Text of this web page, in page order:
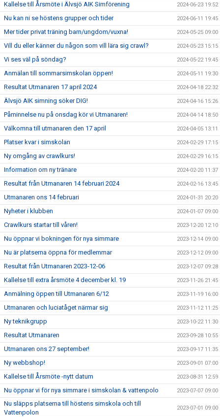
Kallelse till Årsmöte i Älvsjö AIK Simförening 2024-06-23 19:52
Nu kan ni se höstens grupper och tider 2024-06-11 19:45
Mer tider privat träning barn/ungdom/vuxna! 2024-05-25 09:00
Vill du eller känner du någon som vill lära sig crawl? 2024-05-23 15:15
Vi ses väl på söndag? 2024-05-22 19:45
Anmälan till sommarsimskolan öppen! 2024-05-11 19:30
Resultat Utmanaren 17 april 2024 2024-04-18 22:32
Älvsjö AIK simning söker DIG! 2024-04-16 15:26
Påminnelse nu på onsdag kör vi Utmanaren! 2024-04-14 18:50
Välkomna till utmanaren den 17 april 2024-04-05 13:11
Platser kvar i simskolan 2024-02-29 17:15
Ny omgång av crawlkurs! 2024-02-29 16:15
Information om ny tränare 2024-02-20 11:37
Resultat från Utmanaren 14 februari 2024 2024-02-16 13:45
Utmanaren ons 14 februari 2024-01-31 20:20
Nyheter i klubben 2024-01-07 09:00
Crawlkurs startar till våren! 2023-12-20 12:10
Nu öppnar vi bokningen för nya simmare 2023-12-14 09:00
Nu är platserna öppna för medlemmar 2023-12-12 09:00
Resultat från Utmanaren 2023-12-06 2023-12-07 09:28
Kallelse till extra årsmöte 4 december kl. 19 2023-11-26 21:45
Anmälning öppen till Utmanaren 6/12 2023-11-19 16:00
Utmanaren och luciatåget närmar sig 2023-11-12 11:25
Ny teknikgrupp 2023-10-22 11:30
Resultat Utmanaren 2023-09-28 10:55
Utmanaren ons 27 september! 2023-09-17 11:35
Ny webbshop! 2023-09-01 07:00
Kallelse till Årsmöte -nytt datum 2023-08-31 12:59
Nu öppnar vi för nya simmare i simskolan & vattenpolo 2023-07-07 09:00
Nu släpps platserna till höstens simskola och till
Vattenpolon
2023-07-01 09:00